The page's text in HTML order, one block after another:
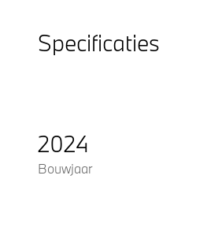
Specificaties
2024
Bouwjaar